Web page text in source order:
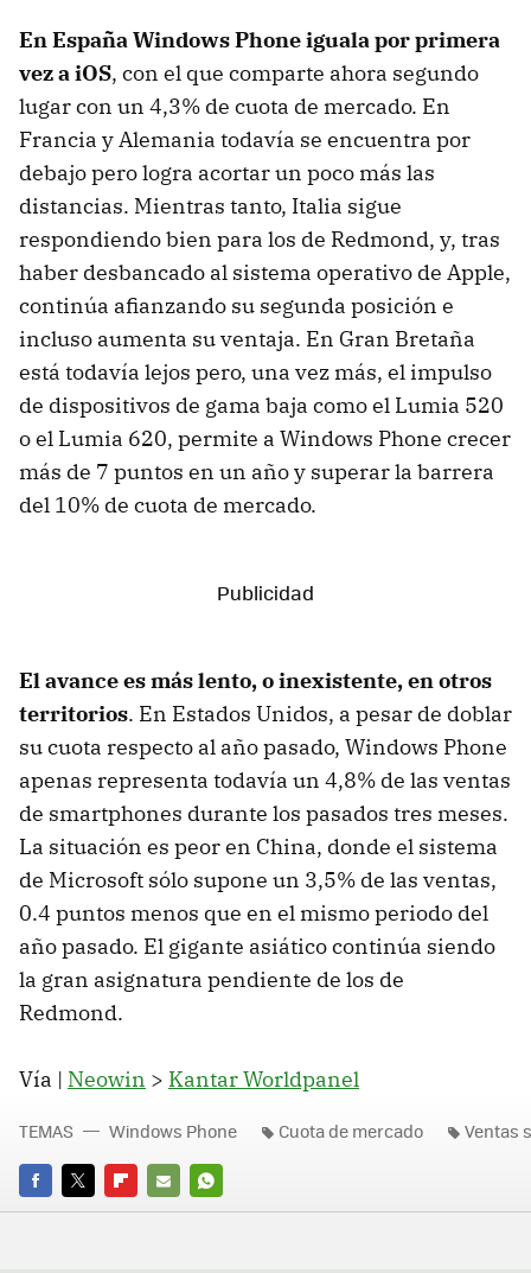
En España Windows Phone iguala por primera
vez a iOS, con el que comparte ahora segundo
lugar con un 4,3% de cuota de mercado. En
Francia y Alemania todavía se encuentra por
debajo pero logra acortar un poco más las
distancias. Mientras tanto, Italia sigue
respondiendo bien para los de Redmond, y, tras
haber desbancado al sistema operativo de Apple,
continúa afianzando su segunda posición e
incluso aumenta su ventaja. En Gran Bretaña
está todavía lejos pero, una vez más, el impulso
de dispositivos de gama baja como el Lumia 520
o el Lumia 620, permite a Windows Phone crecer
más de 7 puntos en un año y superar la barrera
del 10% de cuota de mercado.
El avance es más lento, o inexistente, en otros
territorios. En Estados Unidos, a pesar de doblar
su cuota respecto al año pasado, Windows Phone
apenas representa todavía un 4,8% de las ventas
de smartphones durante los pasados tres meses.
La situación es peor en China, donde el sistema
de Microsoft sólo supone un 3,5% de las ventas,
0.4 puntos menos que en el mismo periodo del
año pasado. El gigante asiático continúa siendo
la gran asignatura pendiente de los de
Redmond.
Vía | Neowin > Kantar Worldpanel
FACEBOOK
TWITTERFLIPBOARD
E-
WHATSAPP
TEMAS Windows Phone Cuota de mercado Ventas